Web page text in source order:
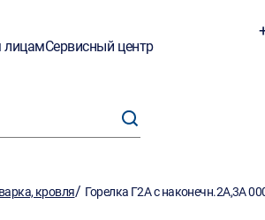
лицамСервисный центр
кровля/ Горелка Г2А с наконечн.2А,3А